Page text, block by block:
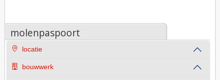
molenpaspoort
locatie
bouwwerk